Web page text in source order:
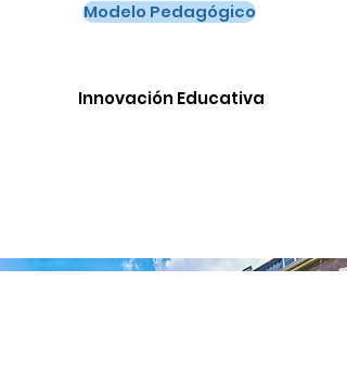
Modelo Pedagógico
Innovación Educativa